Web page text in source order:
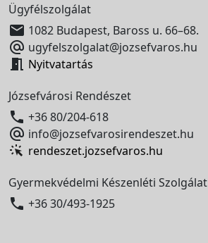
Ügyfélszolgálat
 1082 Budapest, Baross u. 66–68.
 ugyfelszolgalat@jozsefvaros.hu
 Nyitvatartás
Józsefvárosi Rendészet
 +36 80/204-618
 info@jozsefvarosirendeszet.hu
rendeszet.jozsefvaros.hu
Gyermekvédelmi Készenléti Szolgálat
 +36 30/493-1925